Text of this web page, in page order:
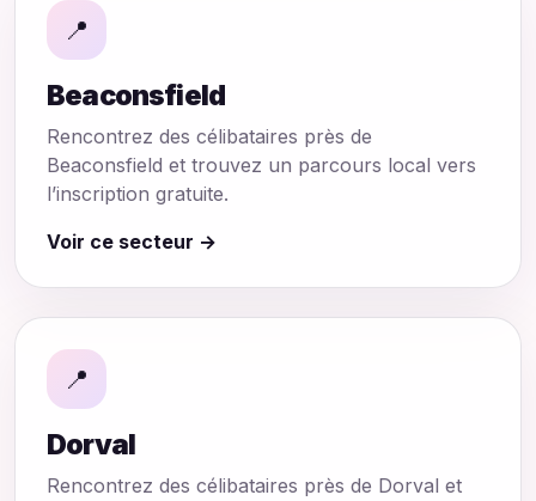
📍
Beaconsfield
Rencontrez des célibataires près de
Beaconsfield et trouvez un parcours local vers
l’inscription gratuite.
Voir ce secteur →
📍
Dorval
Rencontrez des célibataires près de Dorval et